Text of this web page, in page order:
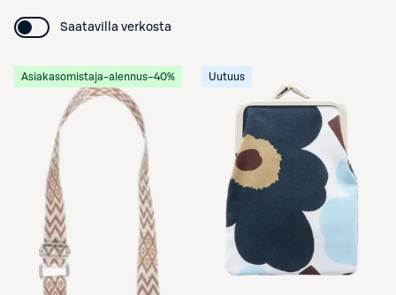
Saatavilla verkosta
Asiakasomistaja-alennus−40% Uutuus